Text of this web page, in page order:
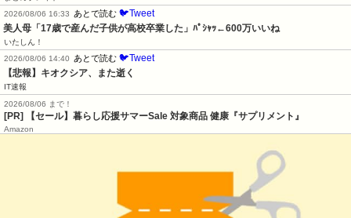
2026/08/06 16:33
あとで読む 🐦Tweet
美人母「17歳で産んだ子供が高校卒業した」ﾊﾟｼｬｯ←600万いいね
いたしん！
2026/08/06 14:40
あとで読む 🐦Tweet
【悲報】キオクシア、また逝く
IT速報
2026/08/06 まで！
[PR] 【セール】暮らし応援サマーSale 対象商品 健康『サプリメント』
Amazon